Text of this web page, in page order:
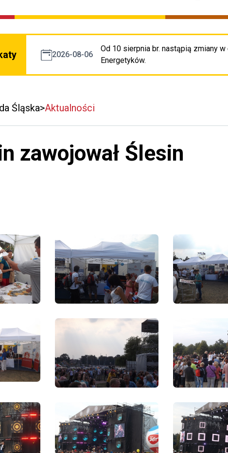
2026-08-06
Od 10 sierpnia br. nastąpią zmiany
Energetyków.
Śląska Aktualności
zawojował Ślesin